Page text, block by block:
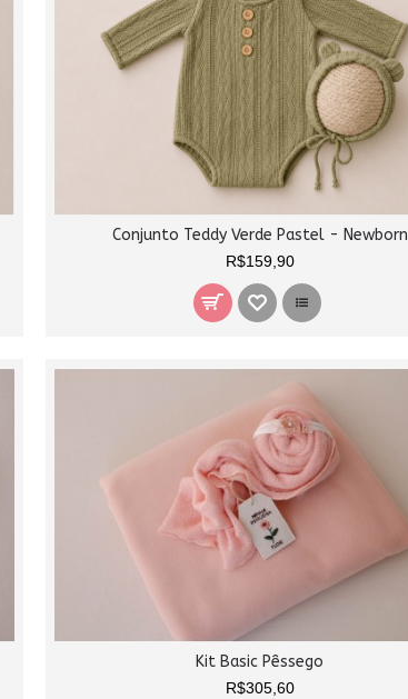
Conjunto Teddy Verde Pastel - Newborn
R$159,90
Kit Basic Pêssego
R$305,60